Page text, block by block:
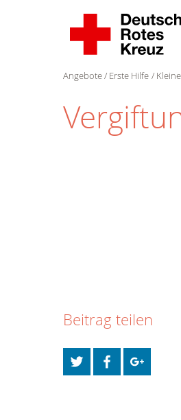
Angebote Erste Hilfe
Beitrag teilen